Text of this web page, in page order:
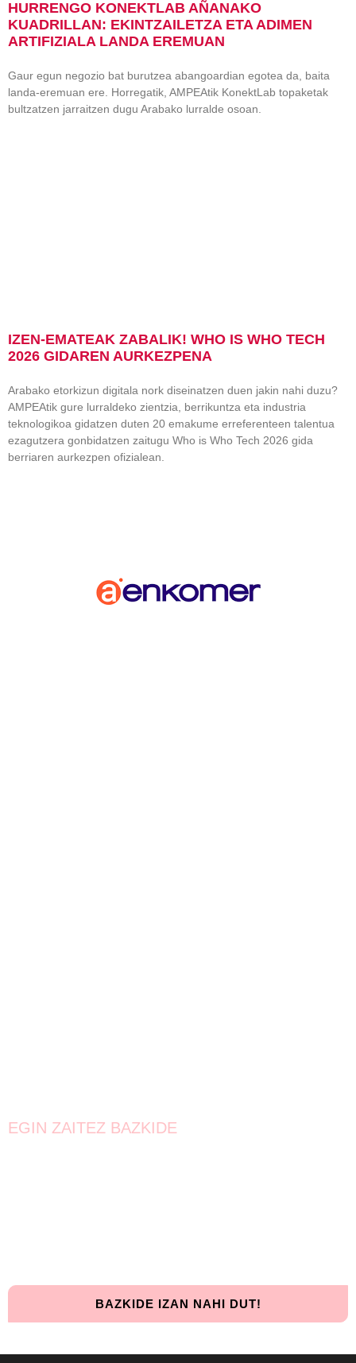
HURRENGO KONEKTLAB AÑANAKO
KUADRILLAN: EKINTZAILETZA ETA ADIMEN
ARTIFIZIALA LANDA EREMUAN
Gaur egun negozio bat burutzea abangoardian egotea da, baita
landa-eremuan ere. Horregatik, AMPEAtik KonektLab topaketak
bultzatzen jarraitzen dugu Arabako lurralde osoan.
IZEN-EMATEAK ZABALIK! WHO IS WHO TECH
2026 GIDAREN AURKEZPENA
Arabako etorkizun digitala nork diseinatzen duen jakin nahi duzu?
AMPEAtik gure lurraldeko zientzia, berrikuntza eta industria
teknologikoa gidatzen duten 20 emakume erreferenteen talentua
ezagutzera gonbidatzen zaitugu Who is Who Tech 2026 gida
berriaren aurkezpen ofizialean.
EGIN ZAITEZ BAZKIDE
BAZKIDE IZAN NAHI DUT!